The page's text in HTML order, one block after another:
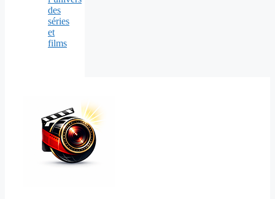
des
séries
et
films